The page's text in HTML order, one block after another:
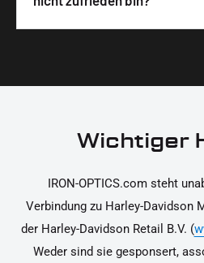
unterstützen dich dabei, die
korrekt an deinem Motorrad
Ja, du kannst die Teile
Rücksendung findest du in
Wichtiger
IRON-OPTICS.com steht
Verbindung zu Harley-Davidson
der Harley-Davidson Retail B.V. (
Weder sind sie gesponsert,